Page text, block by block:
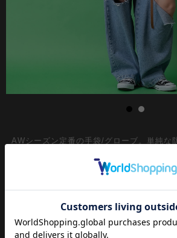
AWシーズン定番の手袋/グローブ。単純な
ミックススタイルにも相性抜群な身に着け
気をプラスできるアクセサリーとしてもメ
まるでチルデンセーターのようなトラッド